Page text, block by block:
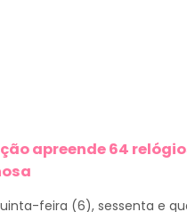
apreende 64
feira (6), sessenta e